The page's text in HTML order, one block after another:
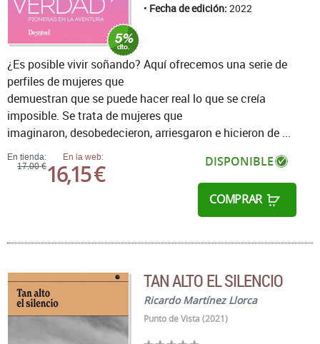
Fecha de edición: 2022
En tienda:
17,00 €
En la web:
16,15 € DISPONIBLE
COMPRAR
¿Es posible vivir soñando? Aquí ofrecemos una serie de
perfiles de mujeres que
demuestran que se puede hacer real lo que se creía
imposible. Se trata de mujeres que
imaginaron, desobedecieron, arriesgaron e hicieron de ...
TAN ALTO EL SILENCIO
Ricardo Martínez Llorca
Punto de Vista (2021)